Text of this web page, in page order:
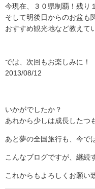
今現在、３０県制覇！残り
そして明後日からのお盆も
おすすめ観光地など教えて
では、次回もお楽しみに！
2013/08/12
いかがでしたか？
あれから少しは成長したつ
あと夢の全国旅行も、今で
こんなブログですが、継続
これからもよろしくお願い